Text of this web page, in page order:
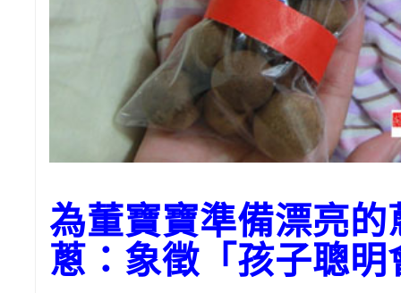
為董寶寶準備漂亮的
蔥：象徵「孩子聰明